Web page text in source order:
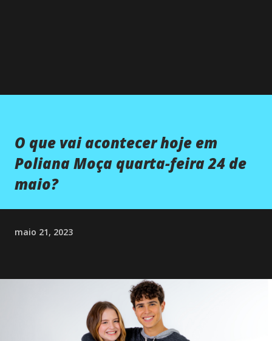
O que vai acontecer hoje em
Poliana Moça quarta-feira 24 de
maio?
maio 21, 2023